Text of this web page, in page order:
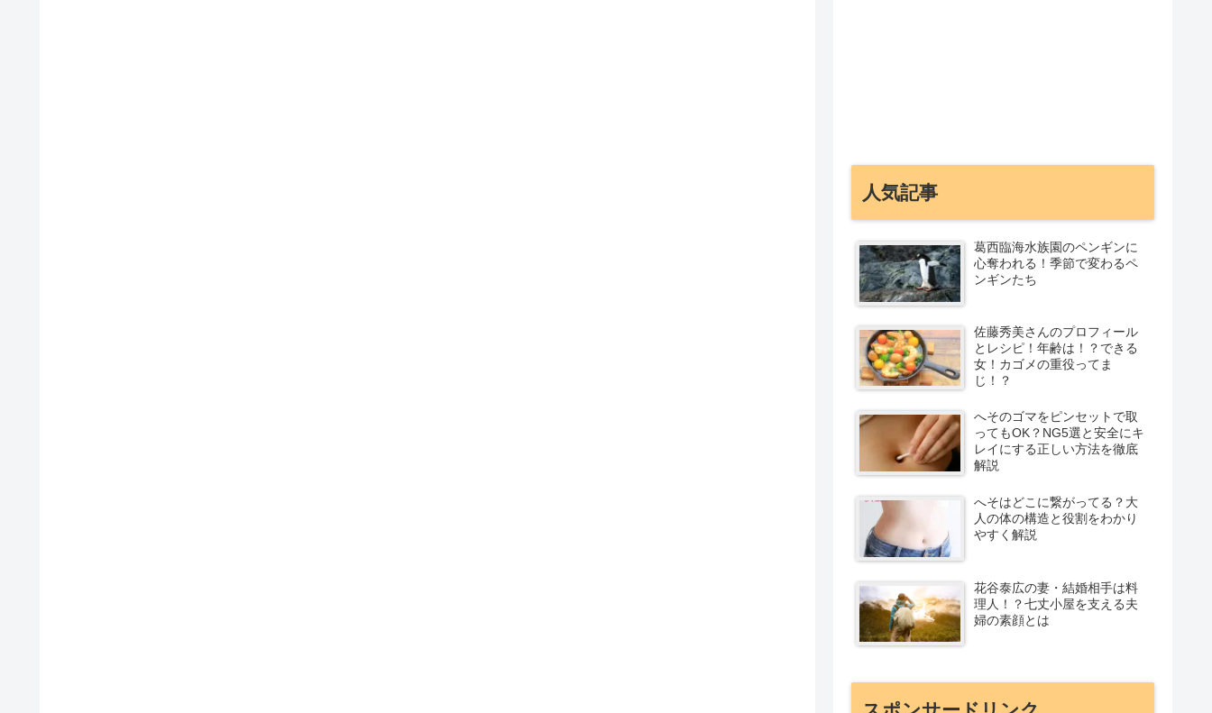
人気記事
葛西臨海水族園のペンギンに
心奪われる！季節で変わるペ
ンギンたち
佐藤秀美さんのプロフィール
とレシピ！年齢は！？できる
女！カゴメの重役ってま
じ！？
へそのゴマをピンセットで取
ってもOK？NG5選と安全にキ
レイにする正しい方法を徹底
解説
へそはどこに繋がってる？大
人の体の構造と役割をわかり
やすく解説
花谷泰広の妻・結婚相手は料
理人！？七丈小屋を支える夫
婦の素顔とは